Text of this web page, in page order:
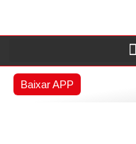
Baixar APP